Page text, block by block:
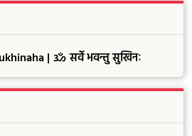
| ॐ सर्वे भवन्तु सुखिनः